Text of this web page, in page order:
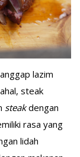
lazim
steak
steakdengan
rasa yang
lidah